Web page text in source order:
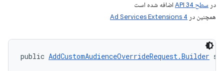
در سطح API 34
اضافه شده است
همچنین در Ad Services Extensions 4
public AddCustomAudienceOverrideRequest.Builder